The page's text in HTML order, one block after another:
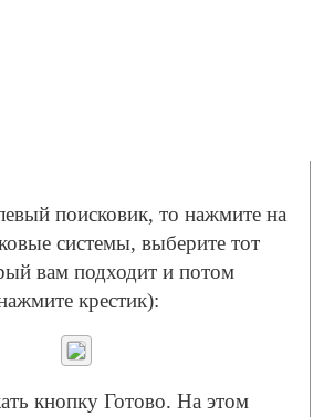
поисковик, то нажмите на
системы, выберите тот
вам подходит и потом
крестик):
кнопку Готово. На этом